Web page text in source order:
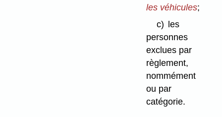
les véhicules;
c)
les
personnes
exclues par
règlement,
nommément
ou par
catégorie.